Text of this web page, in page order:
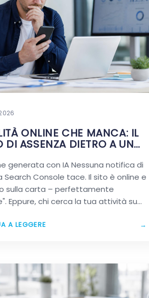
ONLINE CHE MANCA: IL
DI ASSENZA DIETRO A UN
generata con IA Nessuna notifica di
Search Console tace. Il sito è online e
sulla carta – perfettamente
Eppure, chi cerca la tua attività su…
A LEGGERE →